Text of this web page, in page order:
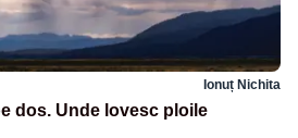
Ionuț Nichita
dos. Unde lovesc ploile